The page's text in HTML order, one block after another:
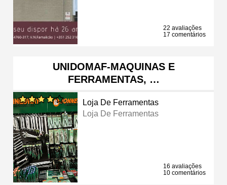
22 avaliações
17 comentários
UNIDOMAF-MAQUINAS E
FERRAMENTAS, …
Loja De Ferramentas
Loja De Ferramentas
16 avaliações
10 comentários